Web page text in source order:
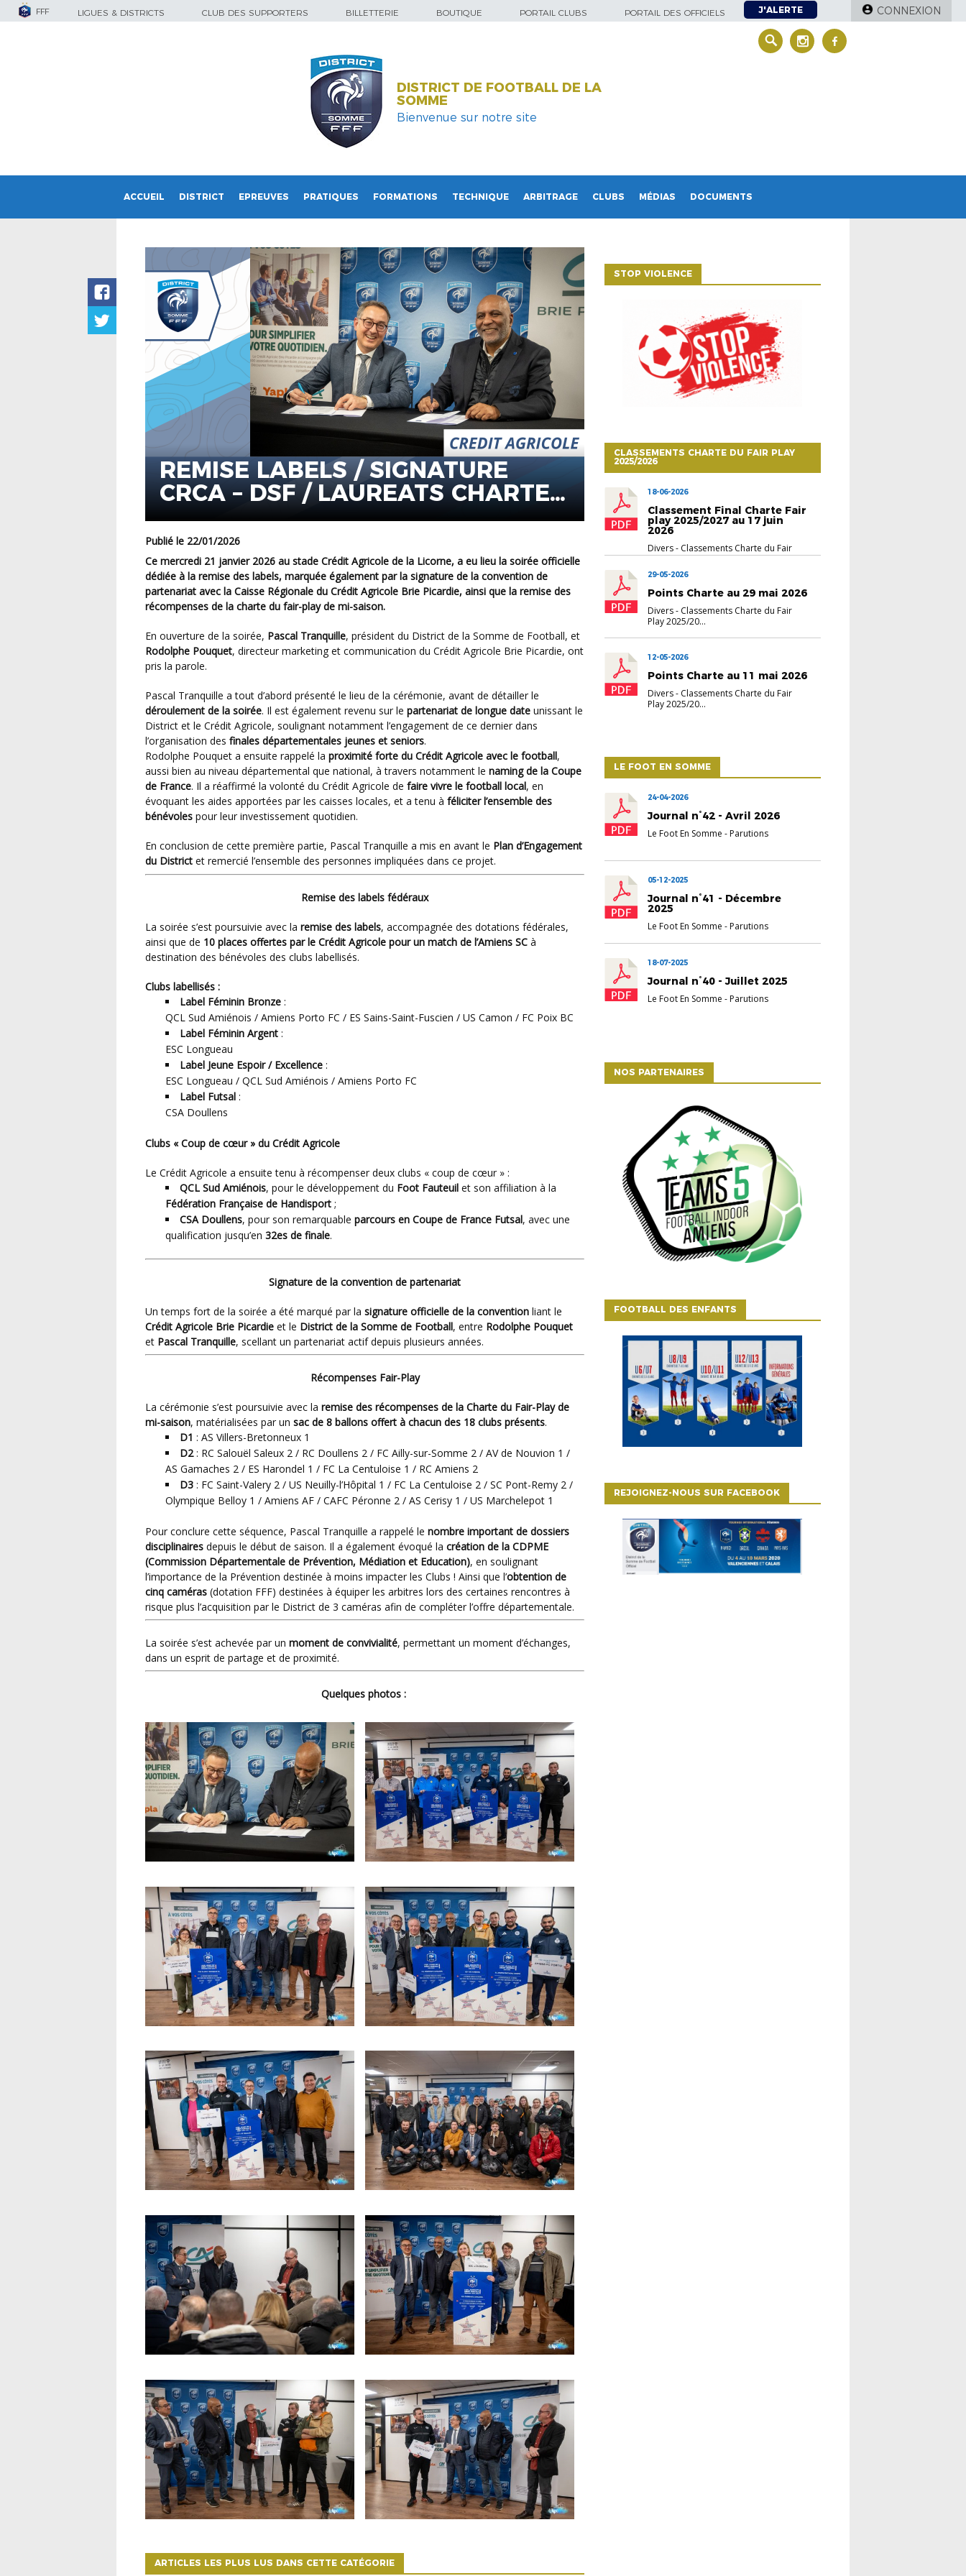
FFF LIGUES & DISTRICTS CLUB DES SUPPORTERS BILLETTERIE BOUTIQUE PORTAIL CLUBS PORTAIL DES OFFICIELS J'ALERTE CONNEXION
DISTRICT DE FOOTBALL DE LA
SOMME
Bienvenue sur notre site
ACCUEIL DISTRICT EPREUVES PRATIQUES FORMATIONS TECHNIQUE ARBITRAGE CLUBS MÉDIAS DOCUMENTS
REMISE LABELS / SIGNATURE
CRCA – DSF / LAUREATS CHARTE
DU FAIR-PLAY
Publié le 22/01/2026
Ce mercredi 21 janvier 2026 au stade Crédit Agricole de la Licorne, a eu lieu la soirée officielle
dédiée à la remise des labels, marquée également par la signature de la convention de
partenariat avec la Caisse Régionale du Crédit Agricole Brie Picardie, ainsi que la remise des
récompenses de la charte du fair-play de mi-saison.
En ouverture de la soirée, Pascal Tranquille, président du District de la Somme de Football, et
Rodolphe Pouquet, directeur marketing et communication du Crédit Agricole Brie Picardie, ont
pris la parole.
Pascal Tranquille a tout d’abord présenté le lieu de la cérémonie, avant de détailler le
déroulement de la soirée. Il est également revenu sur le partenariat de longue date unissant le
District et le Crédit Agricole, soulignant notamment l’engagement de ce dernier dans
l’organisation des finales départementales jeunes et seniors.
Rodolphe Pouquet a ensuite rappelé la proximité forte du Crédit Agricole avec le football,
aussi bien au niveau départemental que national, à travers notamment le naming de la Coupe
de France. Il a réaffirmé la volonté du Crédit Agricole de faire vivre le football local, en
évoquant les aides apportées par les caisses locales, et a tenu à féliciter l’ensemble des
bénévoles pour leur investissement quotidien.
En conclusion de cette première partie, Pascal Tranquille a mis en avant le Plan d’Engagement
du District et remercié l’ensemble des personnes impliquées dans ce projet.
Remise des labels fédéraux
La soirée s’est poursuivie avec la remise des labels, accompagnée des dotations fédérales,
ainsi que de 10 places offertes par le Crédit Agricole pour un match de l’Amiens SC à
destination des bénévoles des clubs labellisés.
Clubs labellisés :
Label Féminin Bronze :
QCL Sud Amiénois / Amiens Porto FC / ES Sains-Saint-Fuscien / US Camon / FC Poix BC
Label Féminin Argent :
ESC Longueau
Label Jeune Espoir / Excellence :
ESC Longueau / QCL Sud Amiénois / Amiens Porto FC
Label Futsal :
CSA Doullens
Clubs « Coup de cœur » du Crédit Agricole
Le Crédit Agricole a ensuite tenu à récompenser deux clubs « coup de cœur » :
QCL Sud Amiénois, pour le développement du Foot Fauteuil et son affiliation à la
Fédération Française de Handisport ;
CSA Doullens, pour son remarquable parcours en Coupe de France Futsal, avec une
qualification jusqu’en 32es de finale.
Signature de la convention de partenariat
Un temps fort de la soirée a été marqué par la signature officielle de la convention liant le
Crédit Agricole Brie Picardie et le District de la Somme de Football, entre Rodolphe Pouquet
et Pascal Tranquille, scellant un partenariat actif depuis plusieurs années.
Récompenses Fair-Play
La cérémonie s’est poursuivie avec la remise des récompenses de la Charte du Fair-Play de
mi-saison, matérialisées par un sac de 8 ballons offert à chacun des 18 clubs présents.
D1 : AS Villers-Bretonneux 1
D2: RC Salouël Saleux 2 / RC Doullens 2 / FC Ailly-sur-Somme 2 / AV de Nouvion 1 /
AS Gamaches 2 / ES Harondel 1 / FC La Centuloise 1 / RC Amiens 2
D3 : FC Saint-Valery 2 / US Neuilly-l’Hôpital 1 / FC La Centuloise 2 / SC Pont-Remy 2 /
Olympique Belloy 1 / Amiens AF / CAFC Péronne 2 / AS Cerisy 1 / US Marchelepot 1
Pour conclure cette séquence, Pascal Tranquille a rappelé le nombre important de dossiers
disciplinaires depuis le début de saison. Il a également évoqué la création de la CDPME
(Commission Départementale de Prévention, Médiation et Education), en soulignant
l’importance de la Prévention destinée à moins impacter les Clubs ! Ainsi que l’obtention de
cinq caméras (dotation FFF) destinées à équiper les arbitres lors des certaines rencontres à
risque plus l’acquisition par le District de 3 caméras afin de compléter l’offre départementale.
La soirée s’est achevée par un moment de convivialité, permettant un moment d’échanges,
dans un esprit de partage et de proximité.
Quelques photos :
ARTICLES LES PLUS LUS DANS CETTE CATÉGORIE
STOP VIOLENCE
CLASSEMENTS CHARTE DU FAIR PLAY
2025/2026
18-06-2026
Classement Final Charte Fair
play 2025/2027 au 17 juin
2026
Divers- Classements Charte du Fair
Play 2025/20...
29-05-2026
Points Charte au 29 mai 2026
Divers- Classements Charte du Fair
Play 2025/20...
12-05-2026
Points Charte au 11 mai 2026
Divers- Classements Charte du Fair
Play 2025/20...
LE FOOT EN SOMME
24-04-2026
Journal n°42 - Avril 2026
Le Foot En Somme - Parutions
05-12-2025
Journal n°41 - Décembre
2025
Le Foot En Somme - Parutions
18-07-2025
Journal n°40 - Juillet 2025
Le Foot En Somme - Parutions
NOS PARTENAIRES
FOOTBALL DES ENFANTS
REJOIGNEZ-NOUS SUR FACEBOOK